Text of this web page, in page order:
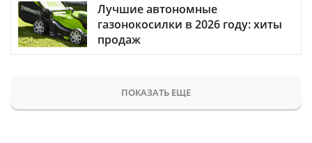
Лучшие автономные
газонокосилки в 2026 году: хиты
продаж
ПОКАЗАТЬ ЕЩЕ